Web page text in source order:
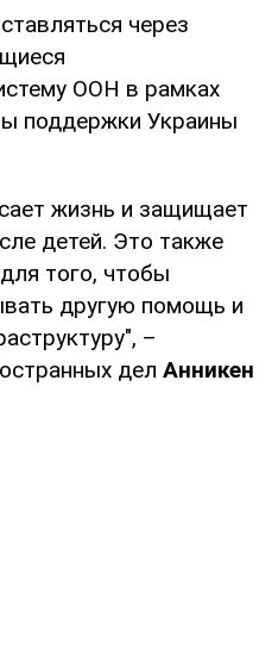
через
ООН в рамках
поддержки Украины
жизнь и защищает
детей. Это также
того, чтобы
другую помощь и
–
дел Анникен